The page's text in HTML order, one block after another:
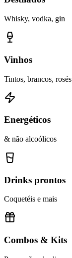
Whisky, vodka, gin
Vinhos
Tintos, brancos, rosés
Energéticos
& não alcoólicos
Drinks prontos
Coquetéis e mais
Combos & Kits